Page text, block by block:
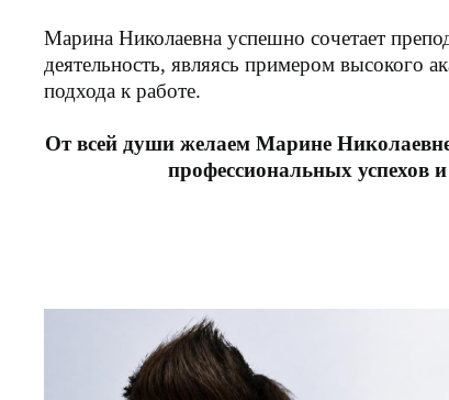
Марина Николаевна успешно сочетает
деятельность, являясь примером высокого
подхода к работе.
От всей души желаем Марине
профессиональных успехов